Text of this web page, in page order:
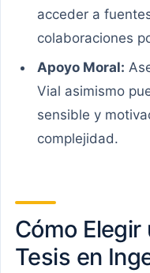
acceder a
colaboraciones
Apoyo Moral:
Vial asimismo
sensible y
complejidad.
Cómo
Tesis en